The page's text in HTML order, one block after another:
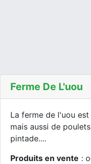
Ferme De L'uou
La ferme de l'uou
mais aussi de
pintade....
Produits en vente :